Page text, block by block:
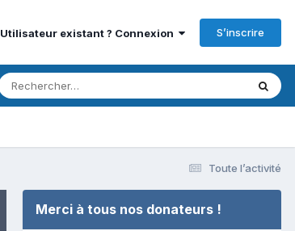
Utilisateur existant ? Connexion S’inscrire
Toute l’activité
Merci à tous nos donateurs !